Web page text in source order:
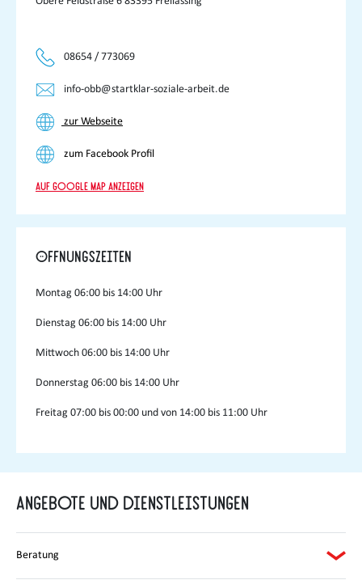
08654 / 773069
info-obb@startklar-soziale-arbeit.de
zur Webseite
zum Facebook Profil
Auf Google Map anzeigen
Öffnungszeiten
Montag 06:00 bis 14:00 Uhr
Dienstag 06:00 bis 14:00 Uhr
Mittwoch06:00 bis 14:00 Uhr
Donnerstag 06:00 bis 14:00 Uhr
Freitag 07:00 bis 00:00 und von 14:00 bis 11:00 Uhr
Angebote und Dienstleistungen
Beratung